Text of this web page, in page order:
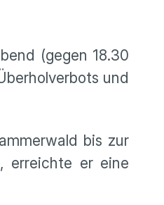
(gegen 18.30
und
bis zur
erreichte er eine